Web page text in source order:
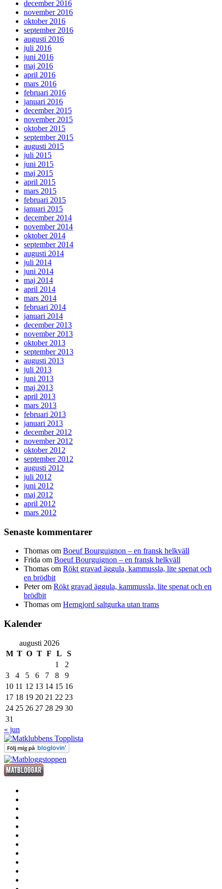
december 2016
november 2016
oktober 2016
september 2016
augusti 2016
juli 2016
juni 2016
maj 2016
april 2016
mars 2016
februari 2016
januari 2016
december 2015
november 2015
oktober 2015
september 2015
augusti 2015
juli 2015
juni 2015
maj 2015
april 2015
mars 2015
februari 2015
januari 2015
december 2014
november 2014
oktober 2014
september 2014
augusti 2014
juli 2014
juni 2014
maj 2014
april 2014
mars 2014
februari 2014
januari 2014
december 2013
november 2013
oktober 2013
september 2013
augusti 2013
juli 2013
juni 2013
maj 2013
april 2013
mars 2013
februari 2013
januari 2013
december 2012
november 2012
oktober 2012
september 2012
augusti 2012
juli 2012
juni 2012
maj 2012
april 2012
mars 2012
Senaste kommentarer
Thomas om Boeuf Bourguignon – en fransk helkväll
Frida om Boeuf Bourguignon – en fransk helkväll
Thomas om Rökt gravad äggula, kammussla, lite spenat och
en brödbit
Peterom Rökt gravad äggula, kammussla, lite spenat och en
brödbit
Thomas om Hemgjord saltgurka utan trams
Kalender
augusti 2026
M T O T F L
S
1
2
3
4 5 6 7 8
9
10 11 12 13 14 15 16
17 18 19 20 21 22 23
24 25 26 27 28 29 30
31
« jun